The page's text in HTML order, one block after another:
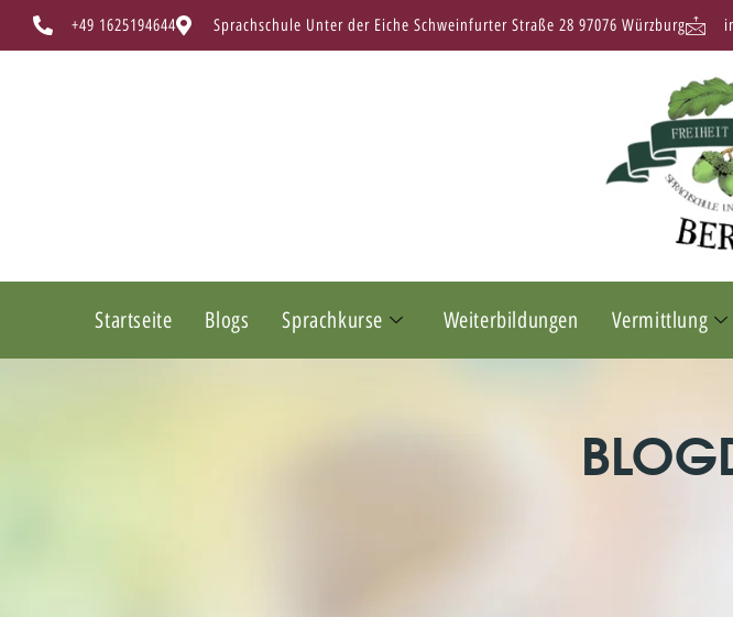
+49 1625194644 Sprachschule Unter der Eiche Schweinfurter Straße 28 97076 Würzburg
Startseite Blogs Sprachkurse Weiterbildungen Vermittlung